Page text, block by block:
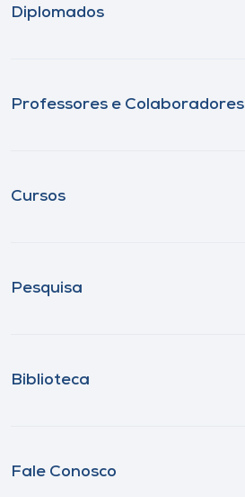
Diplomados
Professores e Colaboradores
Cursos
Pesquisa
Biblioteca
Fale Conosco